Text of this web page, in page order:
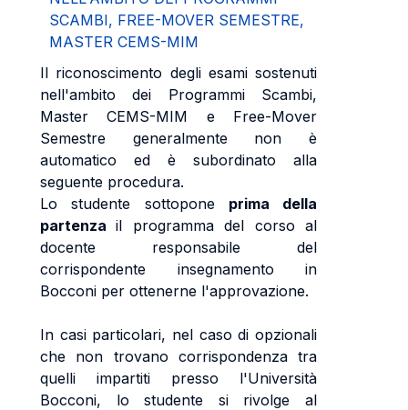
SCAMBI, FREE-MOVER SEMESTRE,
MASTER CEMS-MIM
Il riconoscimento degli esami sostenuti
nell'ambito dei Programmi Scambi,
Master CEMS-MIM e Free-Mover
Semestre generalmente non è
automatico ed è subordinato alla
seguente procedura.
Lo studente sottopone prima della
partenzail programma del corso al
docente responsabile del
corrispondente insegnamento in
Bocconi per ottenerne l'approvazione.
In casi particolari, nel caso di opzionali
che non trovano corrispondenza tra
quelli impartiti presso l'Università
Bocconi, lo studente si rivolge al